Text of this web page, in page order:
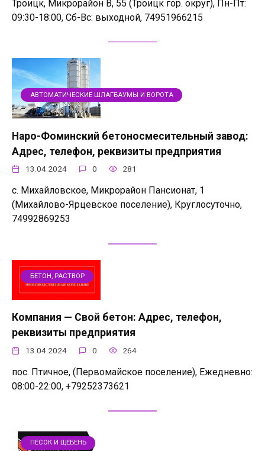
Троицк, Микрорайон В, 55 (Троицк гор. округ), Пн-Пт:
09:30-18:00, Сб-Вс: выходной, 74951966215
АВТОМАТИЧЕСКИЕ ШЛАГБАУМЫ И ВОРОТА
Наро-Фоминский бетоносмесительный завод:
Адрес, телефон, реквизиты предприятия
13.04.2024 0 281
с. Михайловское, Микрорайон Пансионат, 1
(Михайлово-Ярцевское поселение), Круглосуточно,
74992869253
БЕТОН, РАСТВОР
Компания — Свой бетон: Адрес, телефон,
реквизиты предприятия
13.04.2024 0 264
пос. Птичное, (Первомайское поселение), Ежедневно:
08:00-22:00, +79252373621
ПЕСОК И ЩЕБЕНЬ